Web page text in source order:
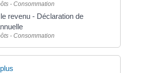
- Consommation
revenu - Déclaration de
- Consommation